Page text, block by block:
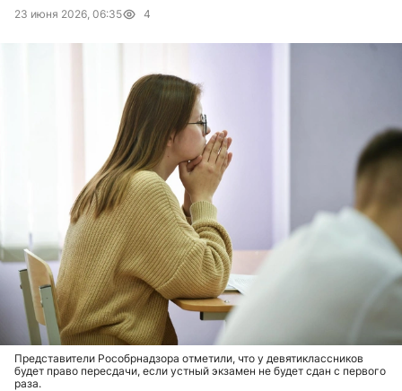
23 июня 2026, 06:35 4
Представители Рособрнадзора отметили, что у девятиклассников
будет право пересдачи, если устный экзамен не будет сдан с первого
раза.